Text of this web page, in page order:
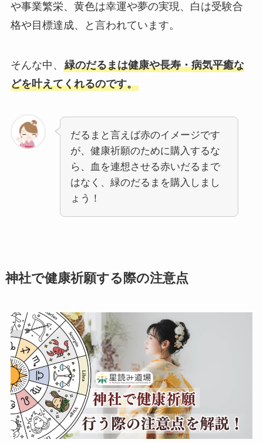
や事業繁栄、黄色は幸運や夢の実現、白は受験合
格や目標達成、と言われています。
そんな中、 緑のだるまは健康や長寿・病気平癒な
どを叶えてくれるのです。
だるまと言えば赤のイメージです
が、健康祈願のために購入するな
ら、血を連想させる赤いだるまで
はなく、緑のだるまを購入しまし
ょう！
神社で健康祈願する際の注意点